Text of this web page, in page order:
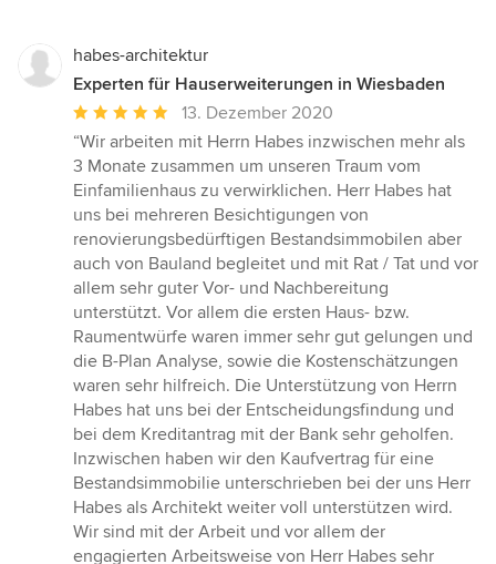
habes-architektur
Experten für Hauserweiterungen in Wiesbaden
Durchschnittliche
Bewertung:
5
von
5
Sternen
13. Dezember 2020
“Wir arbeiten mit Herrn Habes inzwischen mehr als
3 Monate zusammen um unseren Traum vom
Einfamilienhaus zu verwirklichen. Herr Habes hat
uns bei mehreren Besichtigungen von
renovierungsbedürftigen Bestandsimmobilen aber
auch von Bauland begleitet und mit Rat / Tat und vor
allem sehr guter Vor- und Nachbereitung
unterstützt. Vor allem die ersten Haus- bzw.
Raumentwürfe waren immer sehr gut gelungen und
die B-Plan Analyse, sowie die Kostenschätzungen
waren sehr hilfreich. Die Unterstützung von Herrn
Habes hat uns bei der Entscheidungsfindung und
bei dem Kreditantrag mit der Bank sehr geholfen.
Inzwischen haben wir den Kaufvertrag für eine
Bestandsimmobilie unterschrieben bei der uns Herr
Habes als Architekt weiter voll unterstützen wird.
Wir sind mit der Arbeit und vor allem der
engagierten Arbeitsweise von Herr Habes sehr